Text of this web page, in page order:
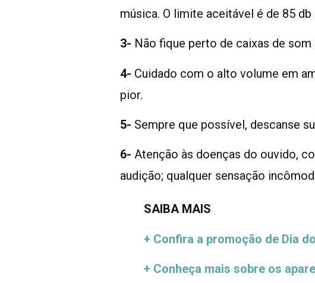
música. O limite aceitável é de 85
3- Não fique perto de caixas de
4- Cuidado com o alto volume em
pior.
5- Sempre que possível, descanse
6- Atenção às doenças do ouvido,
audição; qualquer sensação
SAIBA MAIS
+ Confira a promoção de Dia
+ Conheça mais sobre os